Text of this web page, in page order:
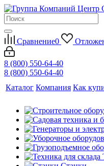
Сравнение0
8 (800) 550-64-40
8 (800) 550-64-40
Каталог Компания Как